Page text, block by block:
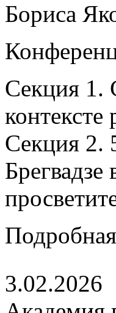
Бориса
Секция 1.
Секция 2.
3.02.2026